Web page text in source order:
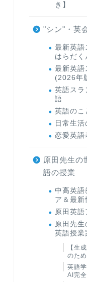
き】
"シン"・英
最新英語
はらだく
最新英
(2026年
英語スラ
語
英語のこ
日常生活
恋愛英語
原田先生の
語の授業
中高英語
ア＆最新
原田英語
原田先
英語授業
【生
のた
英語
AI完全